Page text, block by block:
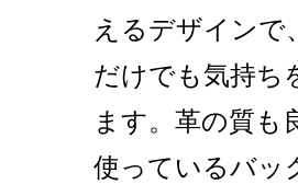
えるデザインで
だけでも気持ち
ます。革の質も
使っているバッ